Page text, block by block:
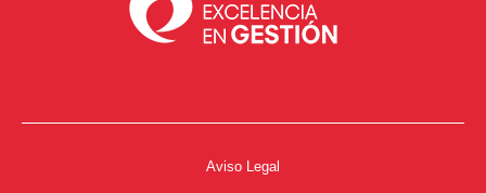
Aviso Legal